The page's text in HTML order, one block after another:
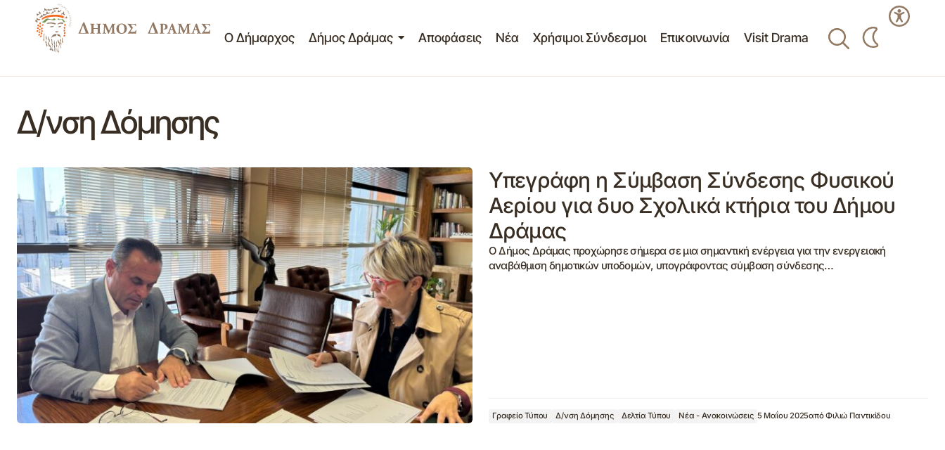
Ο Δήμαρχος Δήμος Δράμας Αποφάσεις Νέα Χρήσιμοι Σύνδεσμοι Επικοινωνία Visit Drama
Δ/νση Δόμησης
Υπεγράφη η Σύμβαση Σύνδεσης Φυσικού
Αερίου για δυο Σχολικά κτήρια του Δήμου
Δράμας
Ο Δήμος Δράμας προχώρησε σήμερα σε μια σημαντική ενέργεια για την ενεργειακή
αναβάθμιση δημοτικών υποδομών, υπογράφοντας σύμβαση σύνδεσης…
Γραφείο Τύπου Δ/νση Δόμησης Δελτία Τύπου Νέα - Ανακοινώσεις 5 Μαΐου 2025απόΦιλιώ Παντικίδου